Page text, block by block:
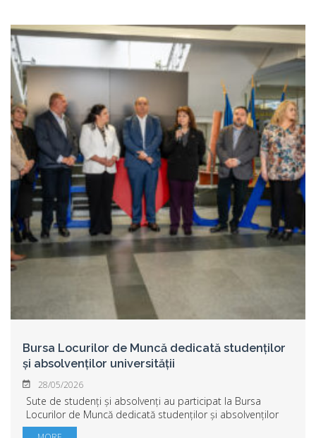
Bursa Locurilor de Muncă dedicată studenților
și absolvenților universității
28/05/2026
Sute de studenți și absolvenți au participat la Bursa
Locurilor de Muncă dedicată studenților și absolvenților
universității,organizată în Complex M – Micălaca.Peste 20